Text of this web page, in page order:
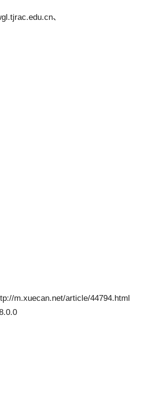
、
m.xuecan.net/article/44794.html